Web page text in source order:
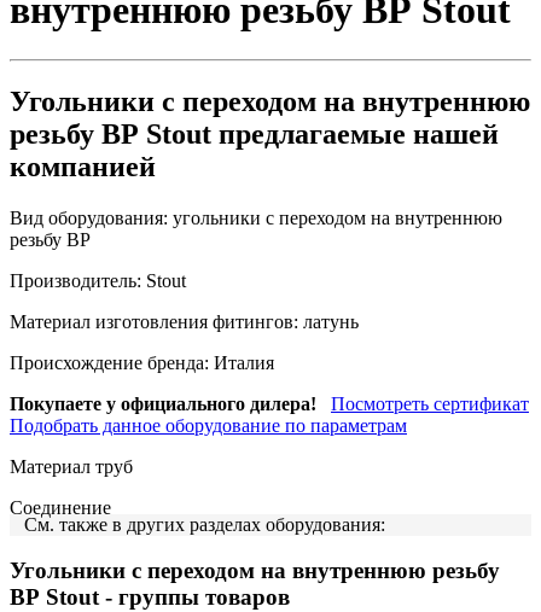
внутреннюю резьбу ВР Stout
Угольники с переходом на внутреннюю
резьбу ВР Stout предлагаемые нашей
компанией
Вид оборудования: угольники с переходом на внутреннюю
резьбу ВР
Производитель: Stout
Материал изготовления фитингов: латунь
Происхождение бренда: Италия
Покупаете у официального дилера!
Посмотреть сертификат
Подобрать данное оборудование по параметрам
Материал труб
Соединение
См. также в других разделах оборудования:
Угольники с переходом на внутреннюю резьбу
ВР Stout- группы товаров